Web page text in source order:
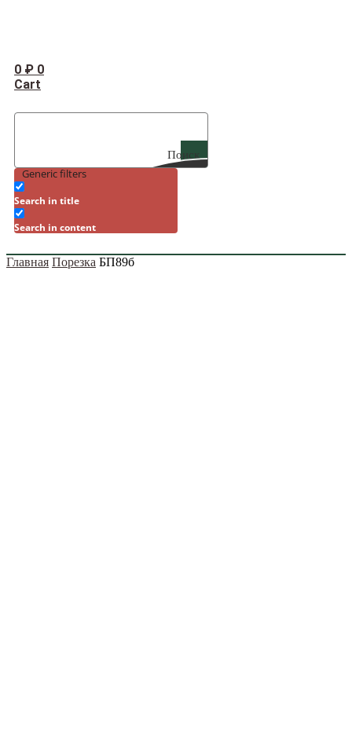
0 ₽ 0
Cart
Поиск
Generic filters
Search in title
Search in content
Главная Порезка БП89б